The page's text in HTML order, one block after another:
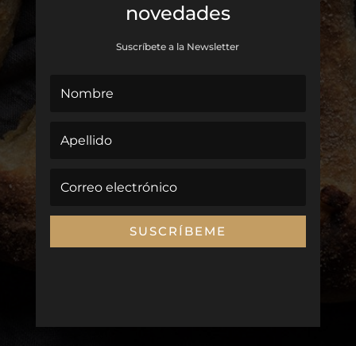
novedades
Suscríbete a la Newsletter
SUSCRÍBEME